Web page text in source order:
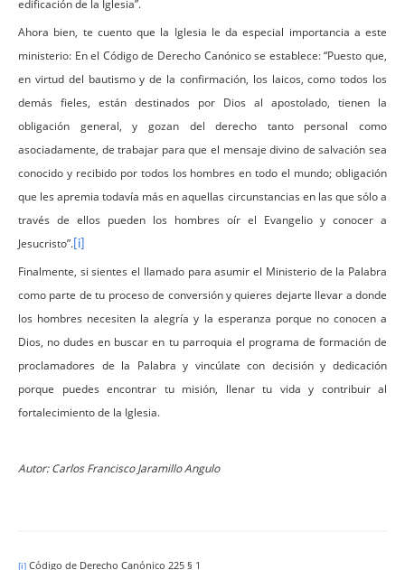
edificación de la Iglesia”.
Ahora bien, te cuento que la Iglesia le da especial importancia a este
ministerio: En el Código de Derecho Canónico se establece: “Puesto que,
en virtud del bautismo y de la confirmación, los laicos, como todos los
demás fieles, están destinados por Dios al apostolado, tienen la
obligación general, y gozan del derecho tanto personal como
asociadamente, de trabajar para que el mensaje divino de salvación sea
conocido y recibido por todos los hombres en todo el mundo; obligación
que les apremia todavía más en aquellas circunstancias en las que sólo a
través de ellos pueden los hombres oír el Evangelio y conocer a
Jesucristo”. [i]
Finalmente, si sientes el llamado para asumir el Ministerio de la Palabra
como parte de tu proceso de conversión y quieres dejarte llevar a donde
los hombres necesiten la alegría y la esperanza porque no conocen a
Dios, no dudes en buscar en tu parroquia el programa de formación de
proclamadores de la Palabra y vincúlate con decisión y dedicación
porque puedes encontrar tu misión, llenar tu vida y contribuir al
fortalecimiento de la Iglesia.
Autor: Carlos Francisco Jaramillo Angulo
[i] Código de Derecho Canónico 225 § 1